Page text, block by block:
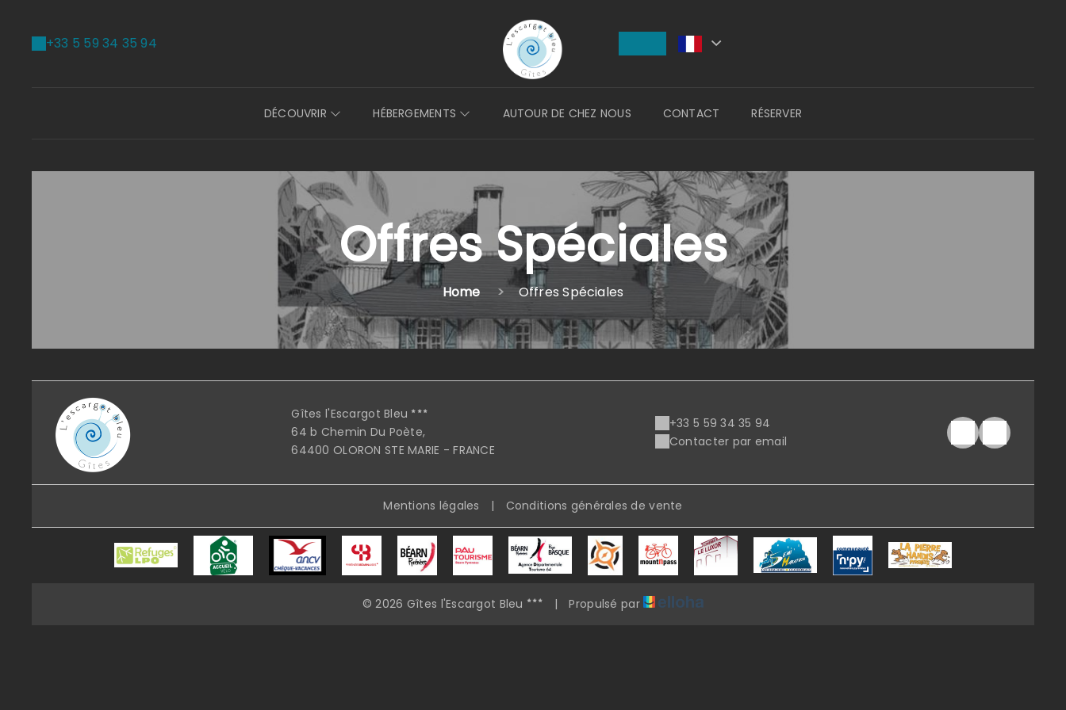
+33 5 59 34 35 94
DÉCOUVRIR HÉBERGEMENTS AUTOUR DE CHEZ NOUS CONTACT RÉSERVER
Offres Spéciales
Home Offres Spéciales
Gîtes l'Escargot Bleu
64 b Chemin Du Poète,
64400 OLORON STE MARIE - FRANCE
+33 5 59 34 35 94
Contacter par email
Mentions légales | Conditions générales de vente
© 2026 Gîtes l'Escargot Bleu | Propulsé par